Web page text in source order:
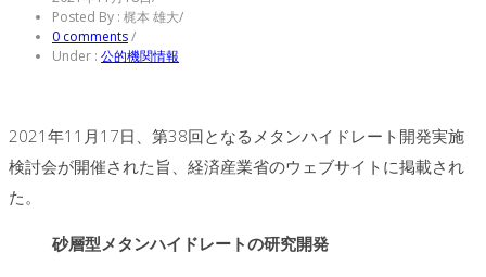
Posted By : 梶本 雄大/
0 comments/
Under : 公的機関情報
2021年11月17日、第38回となるメタンハイドレート開発実施
検討会が開催された旨、経済産業省のウェブサイトに掲載され
た。
砂層型メタンハイドレートの研究開発